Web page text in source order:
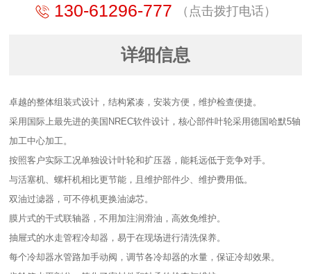
130-61296-777 （点击拨打电话）
详细信息
卓越的整体组装式设计，结构紧凑，安装方便，维护检查便捷。
采用国际上最先进的美国NREC软件设计，核心部件叶轮采用德国哈默5轴
加工中心加工。
按照客户实际工况单独设计叶轮和扩压器，能耗远低于竞争对手。
与活塞机、螺杆机相比更节能，且维护部件少、维护费用低。
双油过滤器，可不停机更换油滤芯。
膜片式的干式联轴器，不用加注润滑油，高效免维护。
抽屉式的水走管程冷却器，易于在现场进行清洗保养。
每个冷却器水管路加手动阀，调节各冷却器的水量，保证冷却效果。